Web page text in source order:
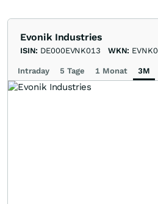
Evonik Industries
ISIN: DE000EVNK013 WKN:
Intraday 5 Tage 1 Monat 3M